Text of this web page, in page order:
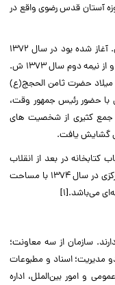
آستان قدس رضوی واقع در
ساخت بنای ساختمان کنونی نیز که از سال ۱۳۶۰ ش. آغاز شده بود در سال ۱۳۷۲
ش. با مساحت ۸۰۰/۲۸ متر مربع زیربنا به پایان رسید و از نیمه دوم سال ۱۳۷۳ ش.
میلاد حضرت ثامن الحجج(ع)
شمسی طی مراسمی با حضور رئیس جمهور وقت،
جمع کثیری از شخصیت های
گشایش یافت.
کتابخانه در قبل از انقلاب به بیش از ۵۲ باب کتابخانه در بعد از انقلاب
افزایش یافته است که ساخت بنای کنونی کتابخانه مرکزی در سال ۱۳۷۴ با مساحت
سازمان از سه معاونت؛
دو مدیریت؛ اسناد و مطبوعات
و امور بین‌الملل، اداره